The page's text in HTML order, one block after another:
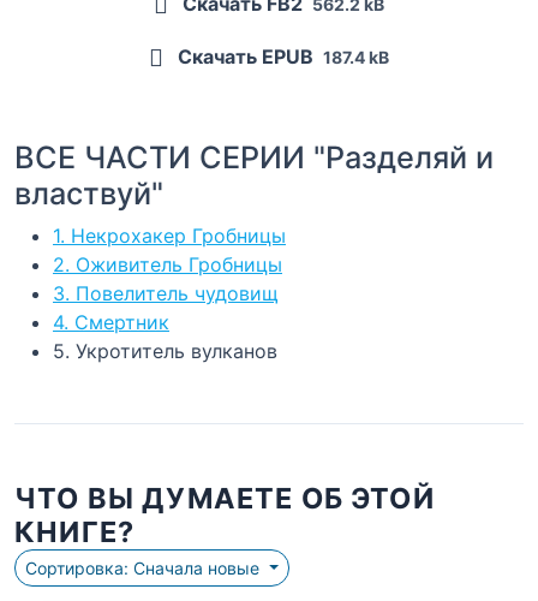
Скачать EPUB 187.4 kB
ВСЕ ЧАСТИ СЕРИИ "Разделяй и
властвуй"
1. Некрохакер Гробницы
2. Оживитель Гробницы
3. Повелитель чудовищ
4. Смертник
5. Укротитель вулканов
ЧТО ВЫ ДУМАЕТЕ ОБ ЭТОЙ
КНИГЕ?
Сортировка: Сначала новые